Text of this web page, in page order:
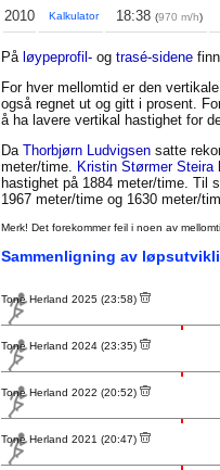
2010 Kalkulator 18:38 (970 m/h)
På løypeprofil- og trasé-sidene
For hver mellomtid er den
også regnet ut og gitt i prosent.
å ha lavere vertikal hastighet for
Da Thorbjørn Ludvigsen satte
meter/time. Kristin Størmer Steira
hastighet på 1884 meter/time. Til
1967 meter/time og 1630 meter/
Merk! Det forekommer feil i noen av
Sammenligning av
Tone Herland 2025 (23:58)
Tone Herland 2024 (23:35)
Tone Herland 2022 (20:52)
Tone Herland 2021 (20:47)